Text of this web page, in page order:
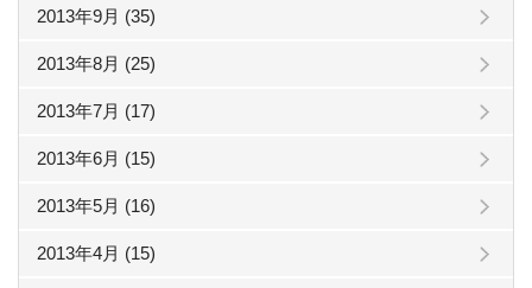
2013年9月 (35)
2013年8月 (25)
2013年7月 (17)
2013年6月 (15)
2013年5月 (16)
2013年4月 (15)